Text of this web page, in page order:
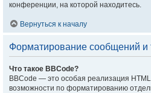
конференции, на которой находитесь.
Вернуться к началу
Форматирование сообщений и
Что такое BBCode?
BBCode — это особая реализация
возможности по форматированию